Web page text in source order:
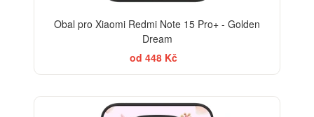
Obal pro Xiaomi Redmi Note 15 Pro+ - Golden
Dream
od 448 Kč